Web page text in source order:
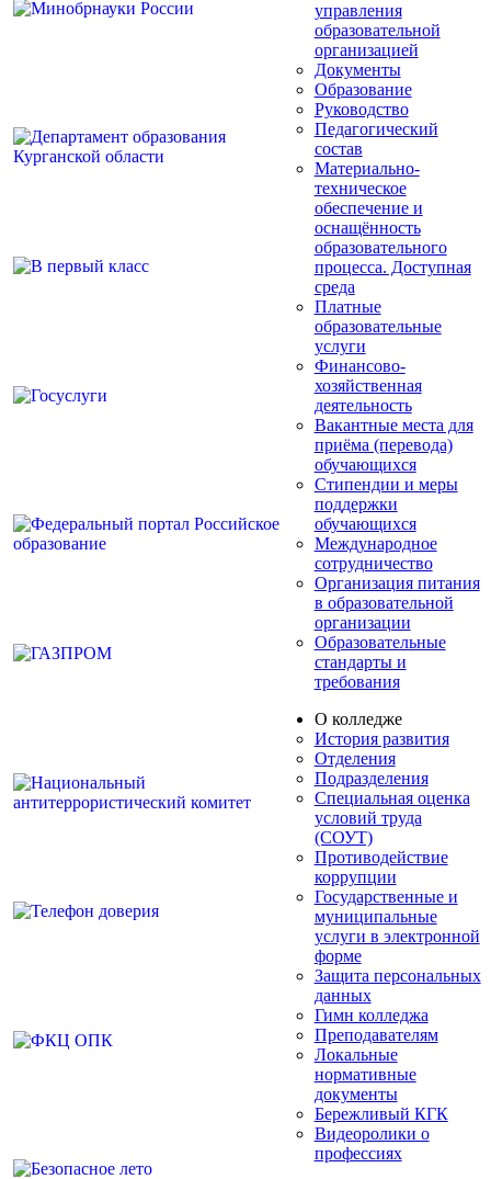
управления
образовательной
организацией
Документы
Образование
Руководство
Педагогический
состав
Материально-
техническое
обеспечение и
оснащённость
образовательного
процесса. Доступная
среда
Платные
образовательные
услуги
Финансово-
хозяйственная
деятельность
Вакантные места для
приёма (перевода)
обучающихся
Стипендии и меры
поддержки
обучающихся
Международное
сотрудничество
Организация питания
в образовательной
организации
Образовательные
стандарты и
требования
О колледже
История развития
Отделения
Подразделения
Специальная оценка
условий труда
(СОУТ)
Противодействие
коррупции
Государственные и
муниципальные
услуги в электронной
форме
Защита персональных
данных
Гимн колледжа
Преподавателям
Локальные
нормативные
документы
Бережливый КГК
Видеоролики о
профессиях